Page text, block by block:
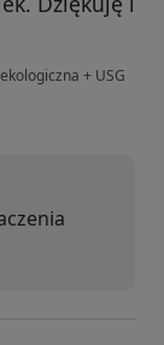
+ USG